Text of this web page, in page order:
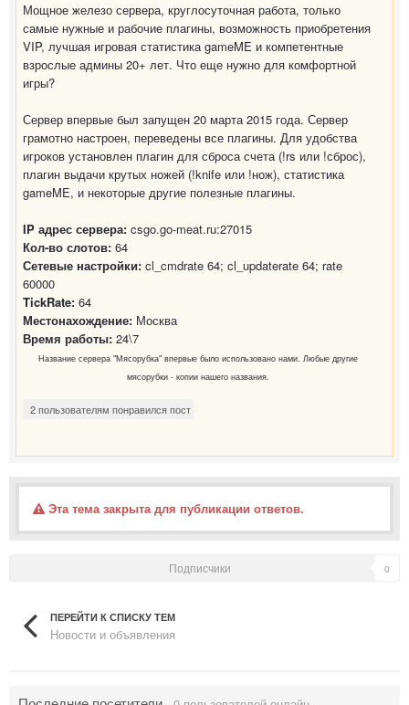
Мощное железо сервера, круглосуточная работа, только
самые нужные и рабочие плагины, возможность приобретения
VIP, лучшая игровая статистика gameME и компетентные
взрослые админы 20+ лет. Что еще нужно для комфортной
игры?
Сервер впервые был запущен 20 марта 2015 года. Сервер
грамотно настроен, переведены все плагины. Для удобства
игроков установлен плагин для сброса счета (!rs или !сброс),
плагин выдачи крутых ножей (!knife или !нож), статистика
gameME, и некоторые другие полезные плагины.
IP адрес сервера: csgo.go-meat.ru:27015
Кол-во слотов: 64
Сетевые настройки: cl_cmdrate 64; cl_updaterate 64; rate
60000
TickRate: 64
Местонахождение: Москва
Время работы: 24\7
Название сервера "Мясорубка" впервые было использовано нами. Любые другие
мясорубки - копии нашего названия.
2 пользователям понравился пост
Эта тема закрыта для публикации ответов.
Подписчики 0
ПЕРЕЙТИ К СПИСКУ ТЕМ
Новости и объявления